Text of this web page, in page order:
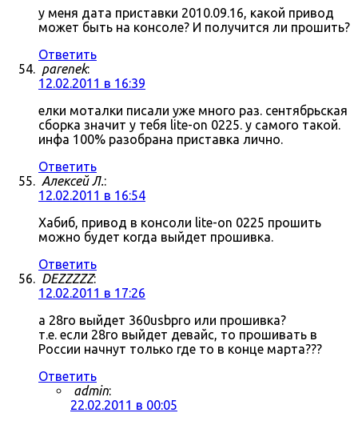
у меня дата приставки 2010.09.16, какой привод
может быть на консоле? И получится ли прошить?
Ответить
parenek:
12.02.2011 в 16:39
елки моталки писали уже много раз. сентябрьская
сборка значит у тебя lite-on 0225. у самого такой.
инфа 100% разобрана приставка лично.
Ответить
Алексей Л.:
12.02.2011 в 16:54
Хабиб, привод в консоли lite-on 0225 прошить
можно будет когда выйдет прошивка.
Ответить
DEZZZZZ:
12.02.2011 в 17:26
а 28го выйдет 360usbpro или прошивка?
т.е. если 28го выйдет девайс, то прошивать в
России начнут только где то в конце марта???
Ответить
admin:
22.02.2011 в 00:05